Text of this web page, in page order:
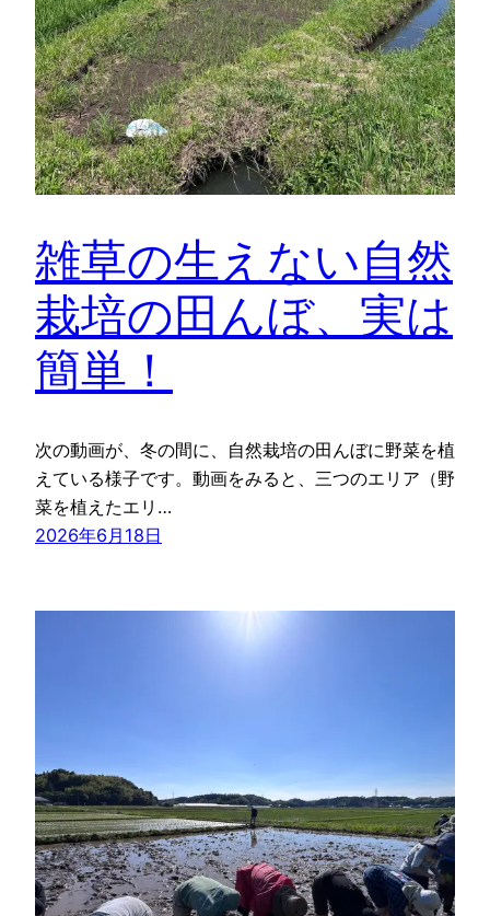
雑草の生えない自然
栽培の田んぼ、実は
簡単！
次の動画が、冬の間に、自然栽培の田んぼに野菜を植
えている様子です。動画をみると、三つのエリア（野
菜を植えたエリ…
2026年6月18日